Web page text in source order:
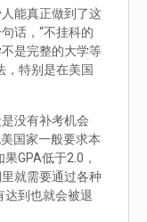
能真正做到了这
话，“不挂科的
是完整的大学等
，特别是在美国
没有补考机会
国家一般要求本
GPA低于2.0，
就需要通过各种
达到也就会被退